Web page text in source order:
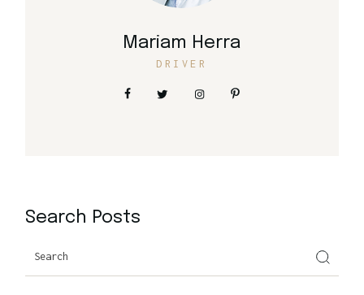
Mariam Herra
DRIVER
Search Posts